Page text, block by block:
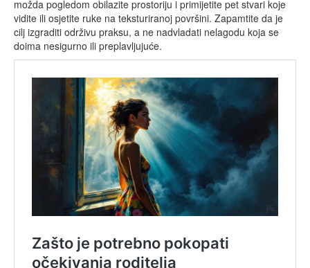
možda pogledom obilazite prostoriju i primijetite pet stvari koje
vidite ili osjetite ruke na teksturiranoj površini. Zapamtite da je
cilj izgraditi održivu praksu, a ne nadvladati nelagodu koja se
doima nesigurno ili preplavljujuće.